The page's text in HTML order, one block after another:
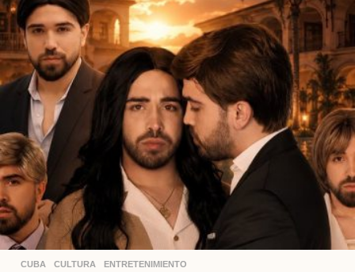
CUBA ,CULTURA ,ENTRETENIMIENTO